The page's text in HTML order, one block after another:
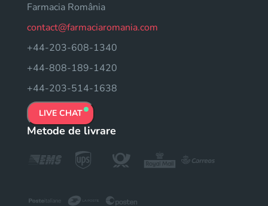
Farmacia România
contact@farmaciaromania.com
+44-203-608-1340
+44-808-189-1420
+44-203-514-1638
LIVE CHAT
Metode de livrare